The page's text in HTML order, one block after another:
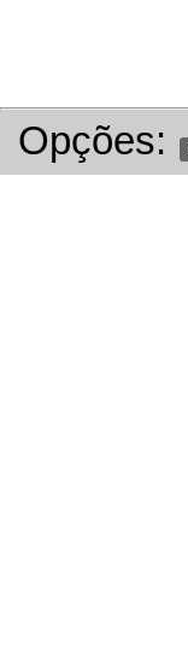
Opções: